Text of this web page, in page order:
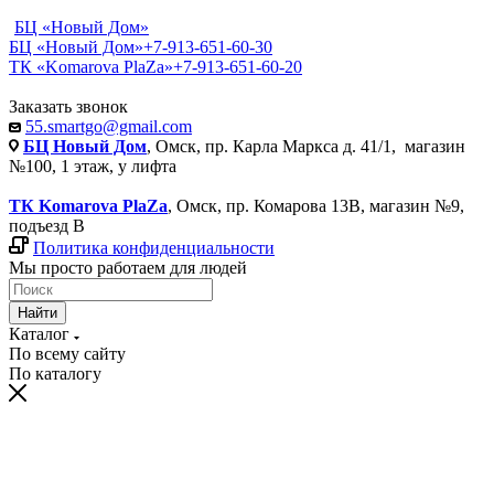
БЦ «Новый Дом»
БЦ «Новый Дом»+7-913-651-60-30
ТК «Komarova PlaZa»+7-913-651-60-20
Заказать звонок
55.smartgo@gmail.com
БЦ Новый Дом, Омск, пр. Карла Маркса д. 41/1, магазин
№100, 1 этаж, у лифта
ТК Komarova PlaZa, Омск, пр. Комарова 13В, магазин №9,
подъезд В
Политика конфиденциальности
Мы просто работаем для людей
Найти
Каталог
По всему сайту
По каталогу